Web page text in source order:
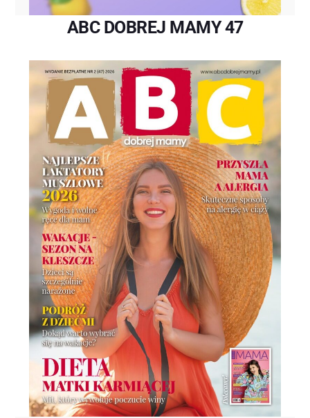
ABC DOBREJ MAMY 47